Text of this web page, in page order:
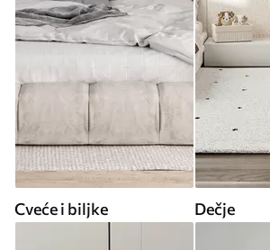
Cveće i biljke Dečje